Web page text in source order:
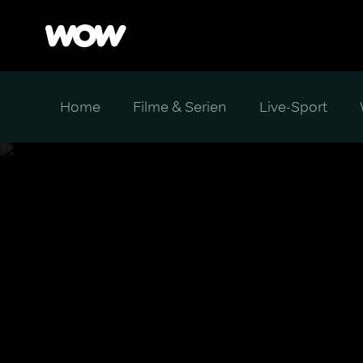
Home Filme & Serien Live-Sport